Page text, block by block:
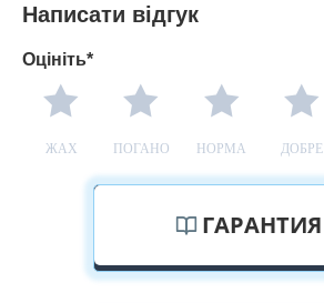
Написати відгук
Оцініть*
ЖАХ ПОГАНО НОРМА ДОБРЕ
ГАРАНТИЯ